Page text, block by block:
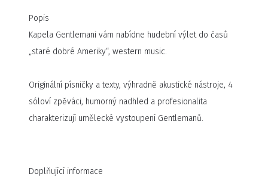
Popis
Kapela Gentlemani vám nabídne hudební výlet do časů
„staré dobré Ameriky“, western music.
Originální písničky a texty, výhradně akustické nástroje, 4
sóloví zpěváci, humorný nadhled a profesionalita
charakterizují umělecké vystoupení Gentlemanů.
Doplňující informace